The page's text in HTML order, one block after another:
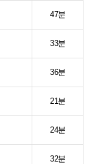
47분
33분
36분
21분
24분
32분